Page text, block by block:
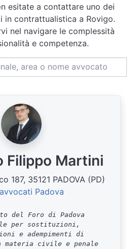
esitate a contattare uno dei
in contrattualistica a Rovigo.
nel navigare le complessità
e competenza.
Filippo Martini
187, 35121 PADOVA (PD)
Padova
del Foro di Padova
per sostituzioni,
e adempimenti di
materia civile e penale